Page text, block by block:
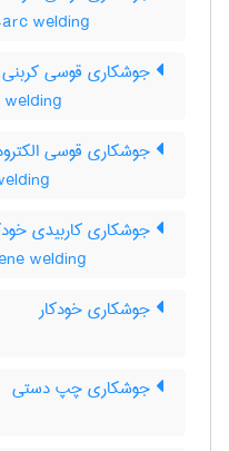
welding
جوشکاری قوسی کربنی
جوشکاری قوسی
جوشکاری کاربیدی
welding
جوشکاری خودکار
جوشکاری چپ دستی